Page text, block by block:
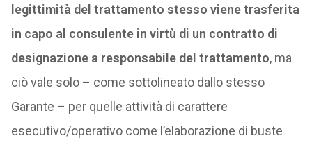
legittimità del trattamento stesso viene trasferita
in capo al consulente in virtù di un contratto di
designazione a responsabile del trattamento, ma
ciò vale solo – come sottolineato dallo stesso
Garante – per quelle attività di carattere
esecutivo/operativo come l’elaborazione di buste